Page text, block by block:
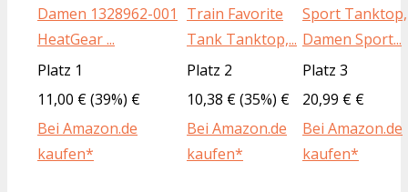
Damen 1328962-001
HeatGear ...
Train Favorite
Tank Tanktop,...
Sport Tanktop,
Damen Sport...
Platz 1
Platz 2
Platz 3
11,00 € (39%) €
10,38 € (35%) €
20,99 € €
Bei Amazon.de
kaufen*
Bei Amazon.de
kaufen*
Bei Amazon.de
kaufen*